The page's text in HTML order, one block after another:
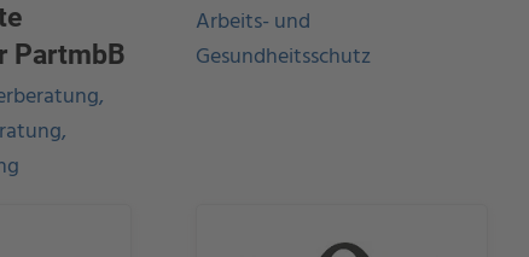
PartmbB
Arbeits- und
Gesundheitsschutz